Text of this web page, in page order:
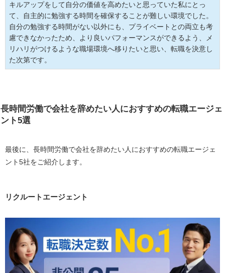
キルアップをして自分の価値を高めたいと思っていた私にとっ
て、自主的に勉強する時間を確保することが難しい環境でした。
自分の勉強する時間がない以外にも、プライベートとの両立も考
慮できなかったため、より良いパフォーマンスができるよう、メ
リハリがつけるような職場環境へ移りたいと思い、転職を決意し
た次第です。
長時間労働で会社を辞めたい人におすすめの転職エージェ
ント5選
最後に、長時間労働で会社を辞めたい人におすすめの転職エージェ
ント5社をご紹介します。
リクルートエージェント